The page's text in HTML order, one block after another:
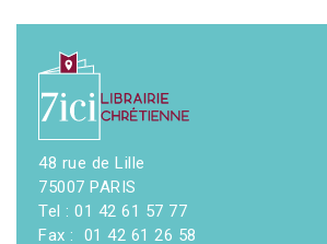
48 rue de Lille
75007 PARIS
Tel : 01 42 61 57 77
Fax : 01 42 61 26 58